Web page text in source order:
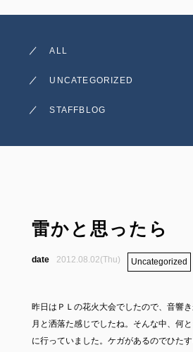
ALL
UNCATEGORIZED
STAFFBLOG
雷かと思ったら
2012.08.02(Thu) Uncategorized
昨日はＰＬの花火大会でしたので、音響
月と洒落た感じでしたね。そんな中、何
に行っていました。ケガがあるのでひた